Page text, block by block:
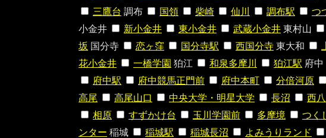
三鷹台 調布 国領 柴崎 仙川 調布駅 つ
小金井
新小金井 東小金井 武蔵小金井 東村山
坂 国分寺 恋ヶ窪 国分寺駅 西国分寺 東大和
花小金井
一橋学園 狛江 和泉多摩川 狛江駅 府中
府中駅
府中競馬正門前 府中本町 分倍河原
高尾
高尾山口 中央大学・明星大学 長沼 西
相原
すずかけ台 玉川学園前 多摩境 つく
ンター 稲城 稲城駅 稲城長沼 よみうりランド